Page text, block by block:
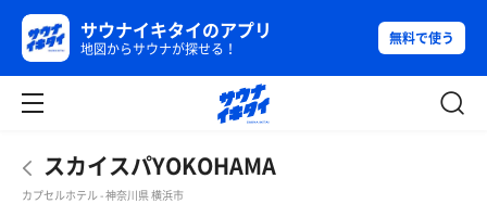
サウナイキタイのアプリ
地図からサウナが探せる！
無料で使う
スカイスパYOKOHAMA
カプセルホテル - 神奈川県 横浜市